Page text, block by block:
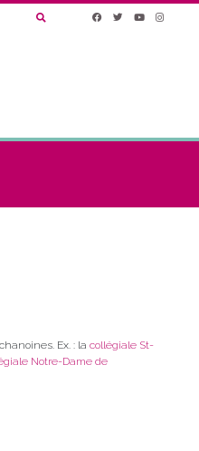
Ex. : la collégiale St-
Notre-Dame de